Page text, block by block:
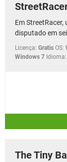
Em
disputado em
Licença: Gratis OS:
Windows 7 Idioma:
The Tiny